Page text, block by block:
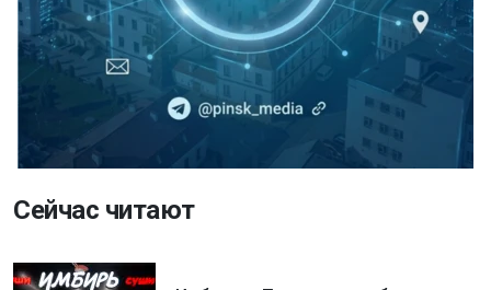
Сейчас читают